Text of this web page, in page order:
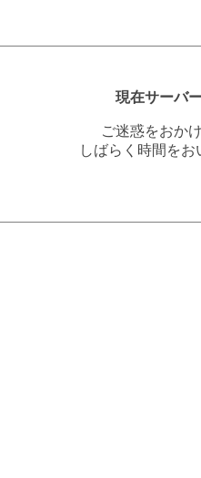
現在サーバ
ご迷惑をおか
しばらく時間を